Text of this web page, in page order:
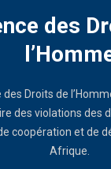
des
des Droits de
des violations des
coopération et de
Afrique.